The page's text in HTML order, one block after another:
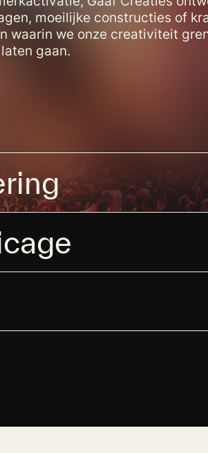
moeilijke constructies of
waarin we onze creativiteit
gaan.